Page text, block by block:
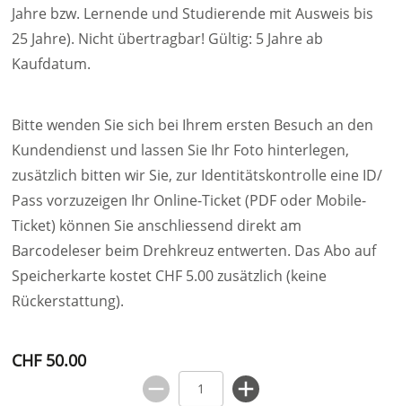
Jahre bzw. Lernende und Studierende mit Ausweis bis
25 Jahre). Nicht übertragbar! Gültig: 5 Jahre ab
Kaufdatum.
Bitte wenden Sie sich bei Ihrem ersten Besuch an den
Kundendienst und lassen Sie Ihr Foto hinterlegen,
zusätzlich bitten wir Sie, zur Identitätskontrolle eine ID/
Pass vorzuzeigen Ihr Online-Ticket (PDF oder Mobile-
Ticket) können Sie anschliessend direkt am
Barcodeleser beim Drehkreuz entwerten. Das Abo auf
Speicherkarte kostet CHF 5.00 zusätzlich (keine
Rückerstattung).
CHF 50.00